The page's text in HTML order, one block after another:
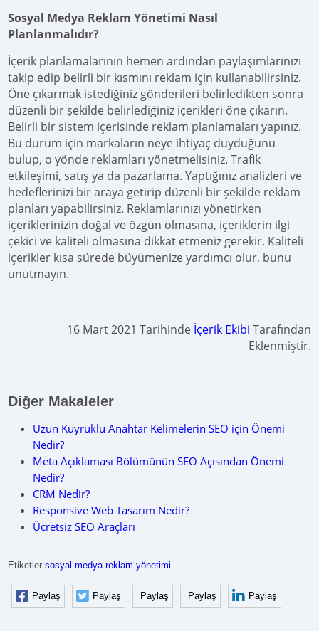
Sosyal Medya Reklam Yönetimi Nasıl
Planlanmalıdır?
İçerik planlamalarının hemen ardından paylaşımlarınızı
takip edip belirli bir kısmını reklam için kullanabilirsiniz.
Öne çıkarmak istediğiniz gönderileri belirledikten sonra
düzenli bir şekilde belirlediğiniz içerikleri öne çıkarın.
Belirli bir sistem içerisinde reklam planlamaları yapınız.
Bu durum için markaların neye ihtiyaç duyduğunu
bulup, o yönde reklamları yönetmelisiniz. Trafik
etkileşimi, satış ya da pazarlama. Yaptığınız analizleri ve
hedeflerinizi bir araya getirip düzenli bir şekilde reklam
planları yapabilirsiniz. Reklamlarınızı yönetirken
içeriklerinizin doğal ve özgün olmasına, içeriklerin ilgi
çekici ve kaliteli olmasına dikkat etmeniz gerekir. Kaliteli
içerikler kısa sürede büyümenize yardımcı olur, bunu
unutmayın.
16 Mart 2021 Tarihinde İçerik Ekibi Tarafından
Eklenmiştir.
Diğer Makaleler
Uzun Kuyruklu Anahtar Kelimelerin SEO için Önemi
Nedir?
Meta Açıklaması Bölümünün SEO Açısından Önemi
Nedir?
CRM Nedir?
Responsive Web Tasarım Nedir?
Ücretsiz SEO Araçları
Etiketlersosyal medya reklam yönetimi
Paylaş Paylaş Paylaş Paylaş Paylaş